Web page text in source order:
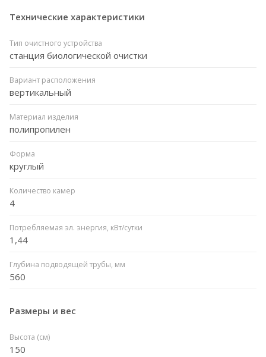
Технические характеристики
Тип очистного устройства
станция биологической очистки
Вариант расположения
вертикальный
Материал изделия
полипропилен
Форма
круглый
Количество камер
4
Потребляемая эл. энергия, кВт/сутки
1,44
Глубина подводящей трубы, мм
560
Размеры и вес
Высота (см)
150